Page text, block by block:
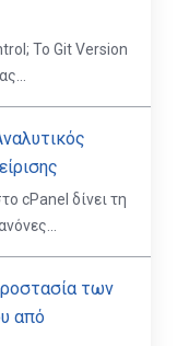
Το Git Version
cPanel δίνει τη
των
από